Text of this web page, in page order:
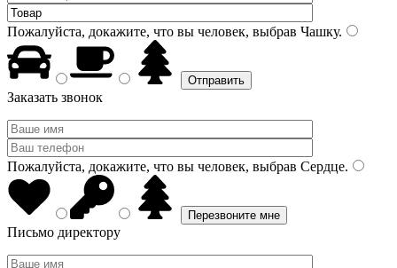
Пожалуйста, докажите, что вы человек, выбрав Чашку.
Заказать звонок
Пожалуйста, докажите, что вы человек, выбрав Сердце.
Письмо директору